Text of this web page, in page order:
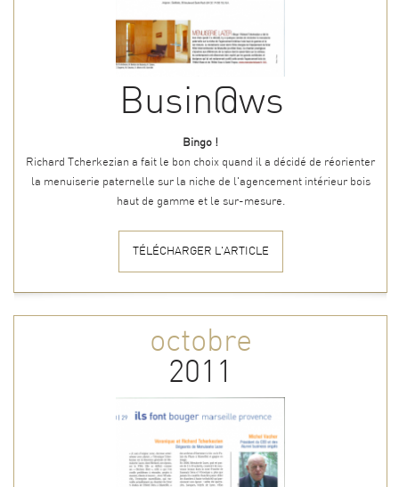
Busin@ws
Bingo !
Richard Tcherkezian a fait le bon choix quand il a décidé de réorienter
la menuiserie paternelle sur la niche de l'agencement intérieur bois
haut de gamme et le sur-mesure.
TÉLÉCHARGER L'ARTICLE
octobre
2011